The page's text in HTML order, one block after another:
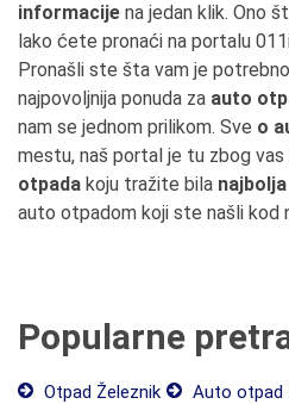
informacije na jedan klik. Ono
lako ćete pronaći na portalu
Pronašli ste šta vam je
najpovoljnija ponuda za auto
nam se jednom prilikom. Sve o
mestu, naš portal je tu zbog vas
otpada koju tražite bila
auto otpadom koji ste našli kod
Popularne
Otpad Železnik
Auto otpad